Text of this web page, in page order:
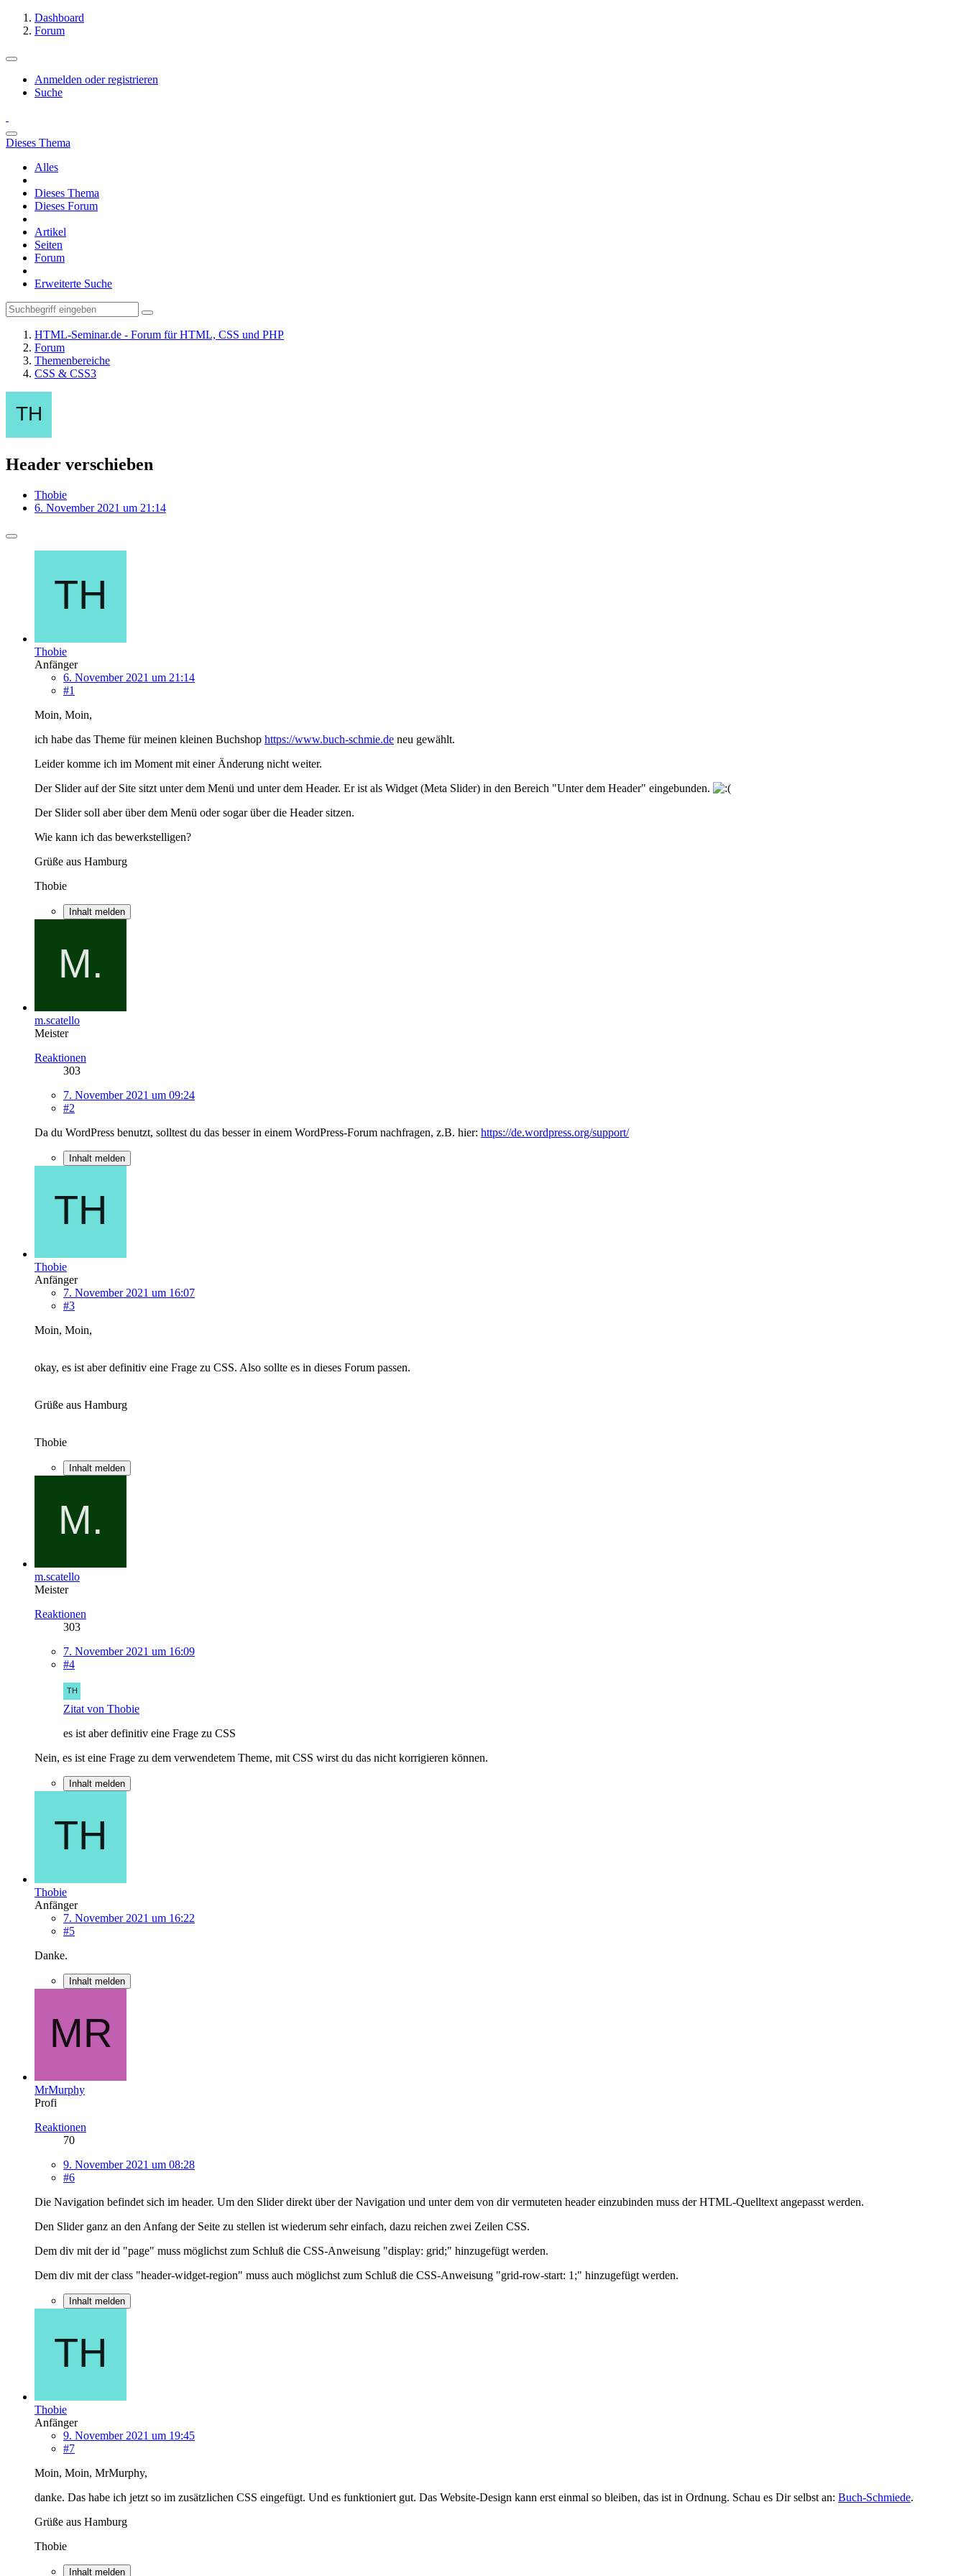
Dashboard
Forum
Anmelden oder registrieren
Suche
Dieses Thema
Alles
Dieses Thema
Dieses Forum
Artikel
Seiten
Forum
Erweiterte Suche
HTML-Seminar.de - Forum für HTML, CSS und PHP
Forum
Themenbereiche
CSS & CSS3
Header verschieben
Thobie
6. November 2021 um 21:14
Thobie
Anfänger
6. November 2021 um 21:14
#1
Moin, Moin,
ich habe das Theme für meinen kleinen Buchshop https://www.buch-schmie.de neu gewählt.
Leider komme ich im Moment mit einer Änderung nicht weiter.
Der Slider auf der Site sitzt unter dem Menü und unter dem Header. Er ist als Widget (Meta Slider) in den Bereich "Unter dem Header" eingebunden.
Der Slider soll aber über dem Menü oder sogar über die Header sitzen.
Wie kann ich das bewerkstelligen?
Grüße aus Hamburg
Thobie
Inhalt melden
m.scatello
Meister
Reaktionen
303
7. November 2021 um 09:24
#2
Da du WordPress benutzt, solltest du das besser in einem WordPress-Forum nachfragen, z.B. hier: https://de.wordpress.org/support/
Inhalt melden
Thobie
Anfänger
7. November 2021 um 16:07
#3
Moin, Moin,
okay, es ist aber definitiv eine Frage zu CSS. Also sollte es in dieses Forum passen.
Grüße aus Hamburg
Thobie
Inhalt melden
m.scatello
Meister
Reaktionen
303
7. November 2021 um 16:09
#4
Zitat von Thobie
es ist aber definitiv eine Frage zu CSS
Nein, es ist eine Frage zu dem verwendetem Theme, mit CSS wirst du das nicht korrigieren können.
Inhalt melden
Thobie
Anfänger
7. November 2021 um 16:22
#5
Danke.
Inhalt melden
MrMurphy
Profi
Reaktionen
70
9. November 2021 um 08:28
#6
Die Navigation befindet sich im header. Um den Slider direkt über der Navigation und unter dem von dir vermuteten header einzubinden muss der HTML-Quelltext angepasst werden.
Den Slider ganz an den Anfang der Seite zu stellen ist wiederum sehr einfach, dazu reichen zwei Zeilen CSS.
Dem div mit der id "page" muss möglichst zum Schluß die CSS-Anweisung "display: grid;" hinzugefügt werden.
Dem div mit der class "header-widget-region" muss auch möglichst zum Schluß die CSS-Anweisung "grid-row-start: 1;" hinzugefügt werden.
Inhalt melden
Thobie
Anfänger
9. November 2021 um 19:45
#7
Moin, Moin, MrMurphy,
danke. Das habe ich jetzt so im zusätzlichen CSS eingefügt. Und es funktioniert gut. Das Website-Design kann erst einmal so bleiben, das ist in Ordnung. Schau es Dir selbst an: Buch-Schmiede.
Grüße aus Hamburg
Thobie
Inhalt melden